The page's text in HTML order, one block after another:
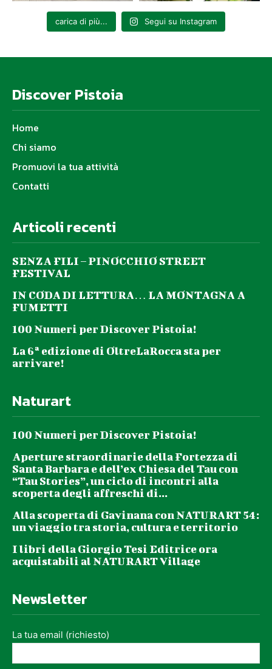
carica di più... Segui su Instagram
Discover Pistoia
Home
Chi siamo
Promuovi la tua attività
Contatti
Articoli recenti
SENZA FILI – PINOCCHIO STREET
FESTIVAL
IN CODA DI LETTURA… LA MONTAGNA A
FUMETTI
100 Numeri per Discover Pistoia!
La 6ª edizione di OltreLaRocca sta per
arrivare!
Naturart
100 Numeri per Discover Pistoia!
Aperture straordinarie della Fortezza di
Santa Barbara e dell’ex Chiesa del Tau con
“Tau Stories”, un ciclo di incontri alla
scoperta degli affreschi di...
Alla scoperta di Gavinana con NATURART 54:
un viaggio tra storia, cultura e territorio
I libri della Giorgio Tesi Editrice ora
acquistabili al NATURART Village
Newsletter
La tua email (richiesto)